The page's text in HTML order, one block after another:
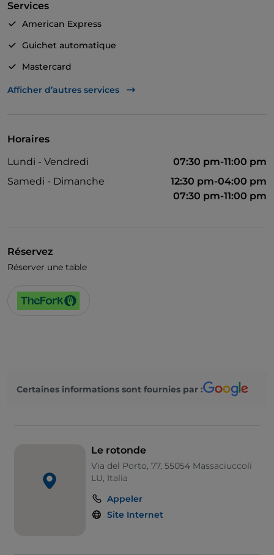
Services
American Express
Guichet automatique
Mastercard
Visa
Afficher d’autres services
Horaires
Lundi - Vendredi
07:30 pm-11:00 pm
Samedi - Dimanche
12:30 pm-04:00 pm
07:30 pm-11:00 pm
Réservez
Réserver une table
Certaines informations sont fournies par :
Le rotonde
Via del Porto, 77, 55054 Massaciuccoli
LU, Italia
Appeler
Site Internet